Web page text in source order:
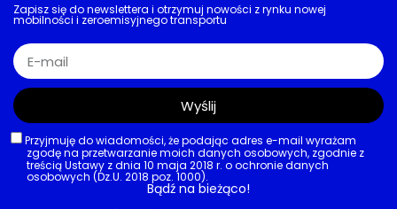
Zapisz się do newslettera i otrzymuj nowości z rynku nowej
mobilności i zeroemisyjnego transportu
Przyjmuję do wiadomości, że podając adres e-mail wyrażam
zgodę na przetwarzanie moich danych osobowych, zgodnie z
treścią Ustawy z dnia 10 maja 2018 r. o ochronie danych
osobowych (Dz.U. 2018 poz. 1000).
Wyślij
Bądź na bieżąco!